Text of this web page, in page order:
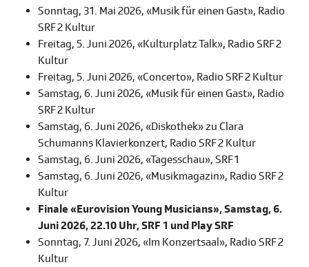
Sonntag, 31. Mai 2026, «Musik für einen Gast», Radio
SRF 2 Kultur
Freitag, 5. Juni 2026, «Kulturplatz Talk», Radio SRF 2
Kultur
Freitag, 5. Juni 2026, «Concerto», Radio SRF 2 Kultur
Samstag, 6. Juni 2026, «Musik für einen Gast», Radio
SRF 2 Kultur
Samstag, 6. Juni 2026, «Diskothek» zu Clara
Schumanns Klavierkonzert, Radio SRF 2 Kultur
Samstag, 6. Juni 2026, «Tagesschau», SRF 1
Samstag, 6. Juni 2026, «Musikmagazin», Radio SRF 2
Kultur
Finale «Eurovision Young Musicians», Samstag, 6.
Juni 2026, 22.10 Uhr, SRF 1 und Play SRF
Sonntag, 7. Juni 2026, «Im Konzertsaal», Radio SRF 2
Kultur